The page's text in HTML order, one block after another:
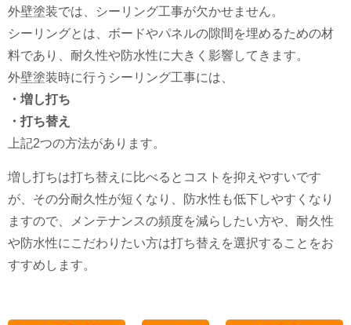
外壁塗装では、シーリング工事が欠かせません。
シーリングとは、ボードやパネルの隙間を埋めるための材
料であり、耐久性や防水性に大きく影響してきます。
外壁塗装時に行うシーリング工事には、
・増し打ち
・打ち替え
上記2つの方法があります。
増し打ちは打ち替えに比べるとコストを抑えやすいです
が、その分耐久性が短くなり、防水性も低下しやすくなり
ますので、メンテナンスの頻度を減らしたい方や、耐久性
や防水性にこだわりたい方は打ち替えを選択することをお
すすめします。